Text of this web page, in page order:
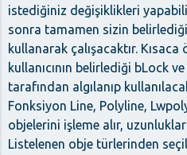
istediğiniz değişiklikleri
sonra tamamen sizin
kullanarak çalışacaktır.
kullanıcının belirlediği bLock
tarafından algılanıp
Fonksiyon Line, Polyline,
objelerini işleme alır,
Listelenen obje türlerinden